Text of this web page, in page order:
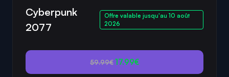
Cyberpunk
2077
Offre valable jusqu'au 10 août
2026
59.99€17.99€